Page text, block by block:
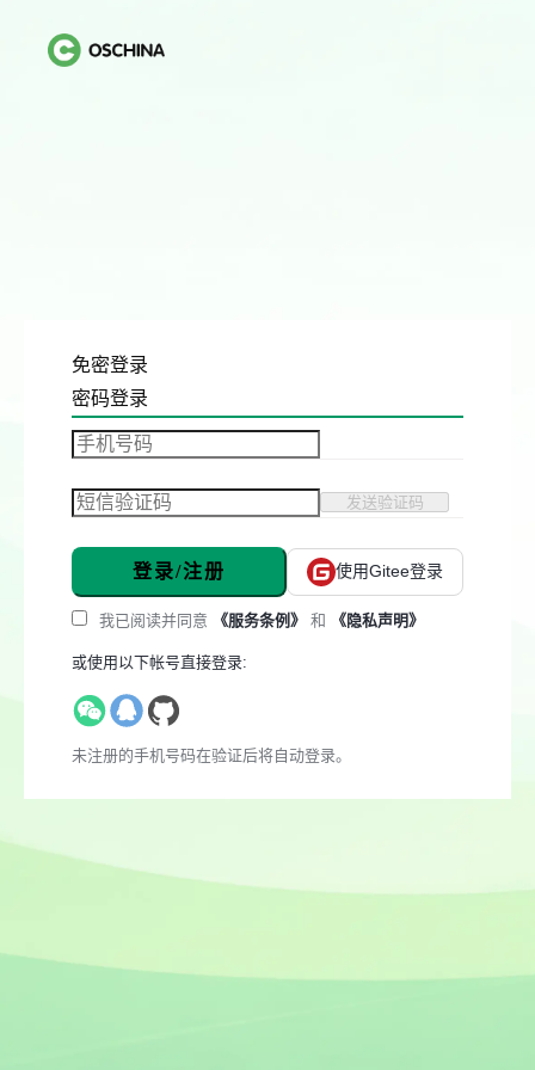
免密登录
密码登录
发送验证码
登录/注册 使用Gitee登录
我已阅读并同意 《服务条例》 和 《隐私声明》
或使用以下帐号直接登录:
未注册的手机号码在验证后将自动登录。